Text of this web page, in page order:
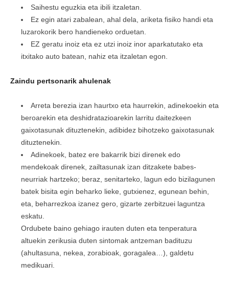
Saihestu eguzkia eta ibili itzaletan.
Ez egin atari zabalean, ahal dela, ariketa fisiko handi eta
luzarokorik bero handieneko orduetan.
EZ geratu inoiz eta ez utzi inoiz inor aparkatutako eta
itxitako auto batean, nahiz eta itzaletan egon.
Zaindu pertsonarik ahulenak
Arreta berezia izan haurtxo eta haurrekin, adinekoekin eta
beroarekin eta deshidratazioarekin larritu daitezkeen
gaixotasunak dituztenekin, adibidez bihotzeko gaixotasunak
dituztenekin.
Adinekoek, batez ere bakarrik bizi direnek edo
mendekoak direnek, zailtasunak izan ditzakete babes-
neurriak hartzeko; beraz, senitarteko, lagun edo bizilagunen
batek bisita egin beharko lieke, gutxienez, egunean behin,
eta, beharrezkoa izanez gero, gizarte zerbitzuei laguntza
eskatu.
Ordubete baino gehiago irauten duten eta tenperatura
altuekin zerikusia duten sintomak antzeman badituzu
(ahultasuna, nekea, zorabioak, goragalea…), galdetu
medikuari.